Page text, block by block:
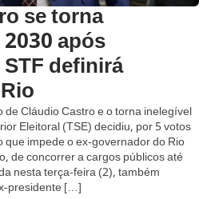
se torna
após
definirá
Cláudio Castro e o torna inelegível
Eleitoral (TSE) decidiu, por 5 votos
impede o ex-governador do Rio
de concorrer a cargos públicos até
nesta terça-feira (2), também
presidente […]